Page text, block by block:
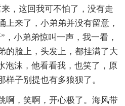
，这回我可不怕了，没有走
上来了，小弟弟并没有留意，
，小弟弟惊叫一声，我一看，
的脸上，头发上，都挂满了大
沫，他看看我，也笑了，原
子别提也有多狼狈了。
啊，笑啊，开心极了。海风带